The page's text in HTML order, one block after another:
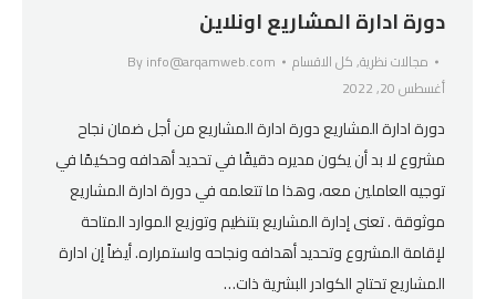
دورة ادارة المشاريع اونلاين
مجالات نظرية,كل الاقسام Byinfo@arqamweb.com
أغسطس 20, 2022
دورة ادارة المشاريع دورة ادارة المشاريع من أجل ضمان نجاح
مشروع لا بد أن يكون مديره دقيقًا في تحديد أهدافه وحكيمًا في
توجيه العاملين معه، وهذا ما تتعلمه في دورة ادارة المشاريع
موثوقة . تعنى إدارة المشاريع بتنظيم وتوزيع الموارد المتاحة
لإقامة المشروع وتحديد أهدافه ونجاحه واستمراره. أيضاً إن ادارة
المشاريع تحتاج الكوادر البشرية ذات…